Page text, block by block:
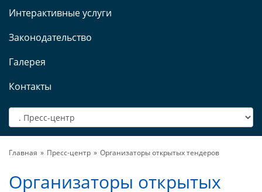
Интерактивные услуги
Законодательство
Галерея
Контакты
Главная Пресс-центр Организаторы открытых тендеров
Организаторы открытых